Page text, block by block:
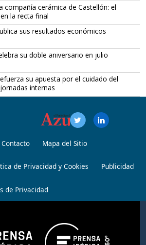
compañía cerámica de Castellón: el
la recta final
sus resultados económicos
su doble aniversario en julio
su apuesta por el cuidado del
internas
Contacto Mapa del Sitio
de Privacidad y Cookies Publicidad
de Privacidad